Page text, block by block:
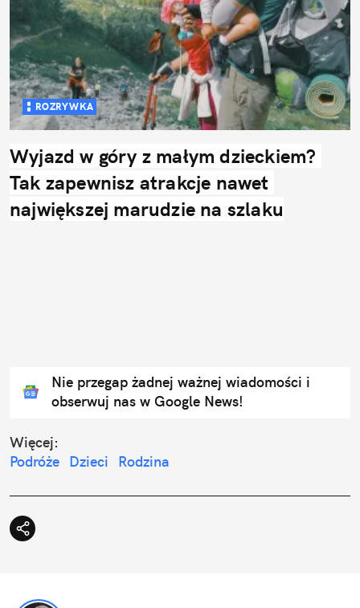
ROZRYWKA
Wyjazd w góry z małym dzieckiem?
Tak zapewnisz atrakcje nawet
największej marudzie na szlaku
Nie przegap żadnej ważnej wiadomości i
obserwuj nas w Google News!
Więcej:
Podróże Dzieci Rodzina